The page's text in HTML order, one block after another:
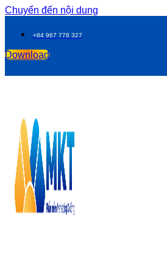
Chuyển đến nội dung
+84 967 778 327
Download